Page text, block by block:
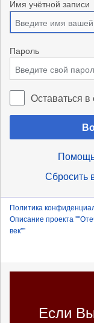
Имя учётной записи
Пароль
Оставаться в
Сбросить
Политика
Описание проекта
век""
Если